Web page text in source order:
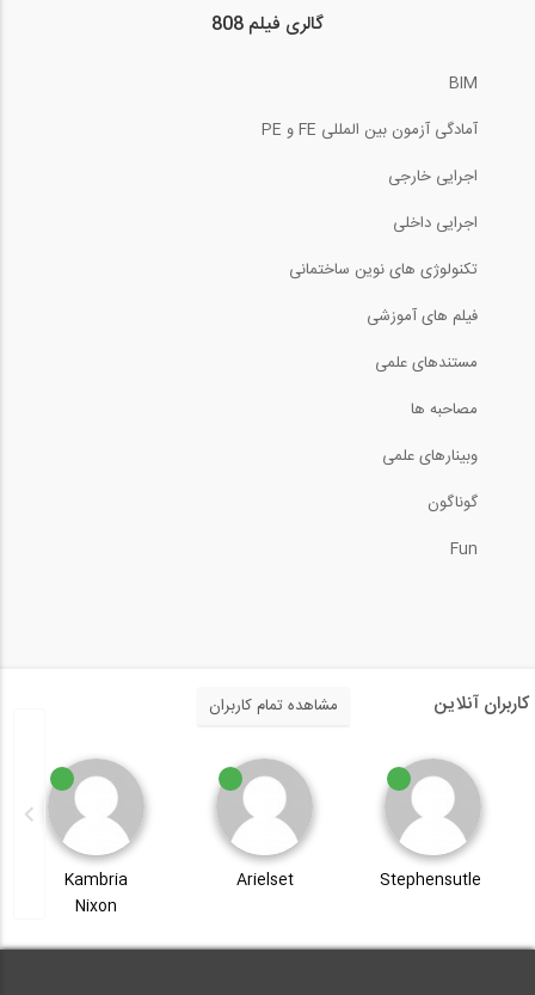
گالری فیلم 808
BIM
آمادگی آزمون بین المللی FE و PE
اجرایی خارجی
اجرایی داخلی
تکنولوژی های نوین ساختمانی
فیلم های آموزشی
مستندهای علمی
مصاحبه ها
وبینارهای علمی
گوناگون
Fun
کاربران آنلاین مشاهده تمام کاربران
Stephensutle
Arielset
Kambria
Nixon